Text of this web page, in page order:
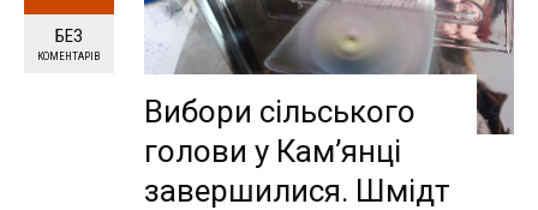
БЕЗ
КОМЕНТАРІВ
Вибори сільського
голови у Кам’янці
завершилися. Шмідт